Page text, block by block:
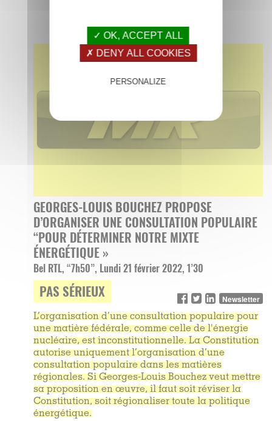
GEORGES-LOUIS BOUCHEZ PROPOSE
D’ORGANISER UNE CONSULTATION POPULAIRE
“POUR DÉTERMINER NOTRE MIXTE
ÉNERGÉTIQUE »
Bel RTL, “7h50”, Lundi 21 février 2022, 1’30
PAS SÉRIEUX Newsletter
L’organisation d’une consultation populaire pour
une matière fédérale, comme celle de l'énergie
nucléaire, est inconstitutionnelle. La Constitution
autorise uniquement l’organisation d’une
consultation populaire dans les matières
régionales. Si Georges-Louis Bouchez veut mettre
sa proposition en œuvre, il faut soit réviser la
Constitution, soit régionaliser toute la politique
énergétique.
✓ OK, ACCEPT ALL
✗ DENY ALL COOKIES
PERSONALIZE